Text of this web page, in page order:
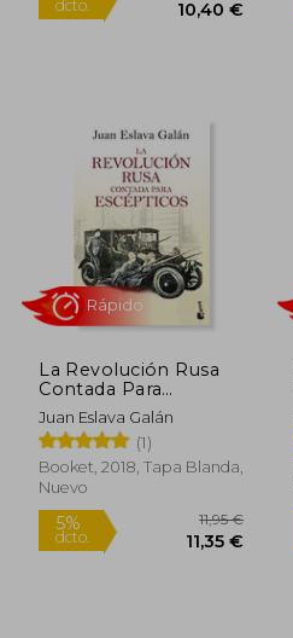
5%
dcto.
Rápido
La Revolución Rusa
Contada Para
Escépticos
Juan Eslava Galán
(1)
Booket, 2018, Tapa Blanda,
Nuevo